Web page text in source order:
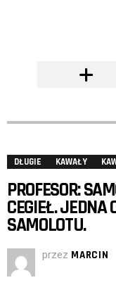
DŁUGIE KAWAŁY
PROFESOR:
CEGIEŁ. JEDNA
SAMOLOTU.
przez MARCIN